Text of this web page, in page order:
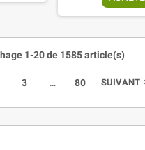
1-20 de 1585 article(s)
3 … 80 SUIVANT